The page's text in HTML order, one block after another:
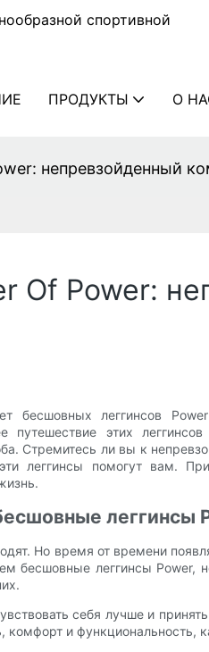
спортивной
ПРОДУКТЫ О
непревзойденный
Of Power:
бесшовных леггинсов
этих
Стремитесь ли вы к
леггинсы помогут вам.
леггинсы
Но время от времени
бесшовные леггинсы
себя лучше и
и функциональность,